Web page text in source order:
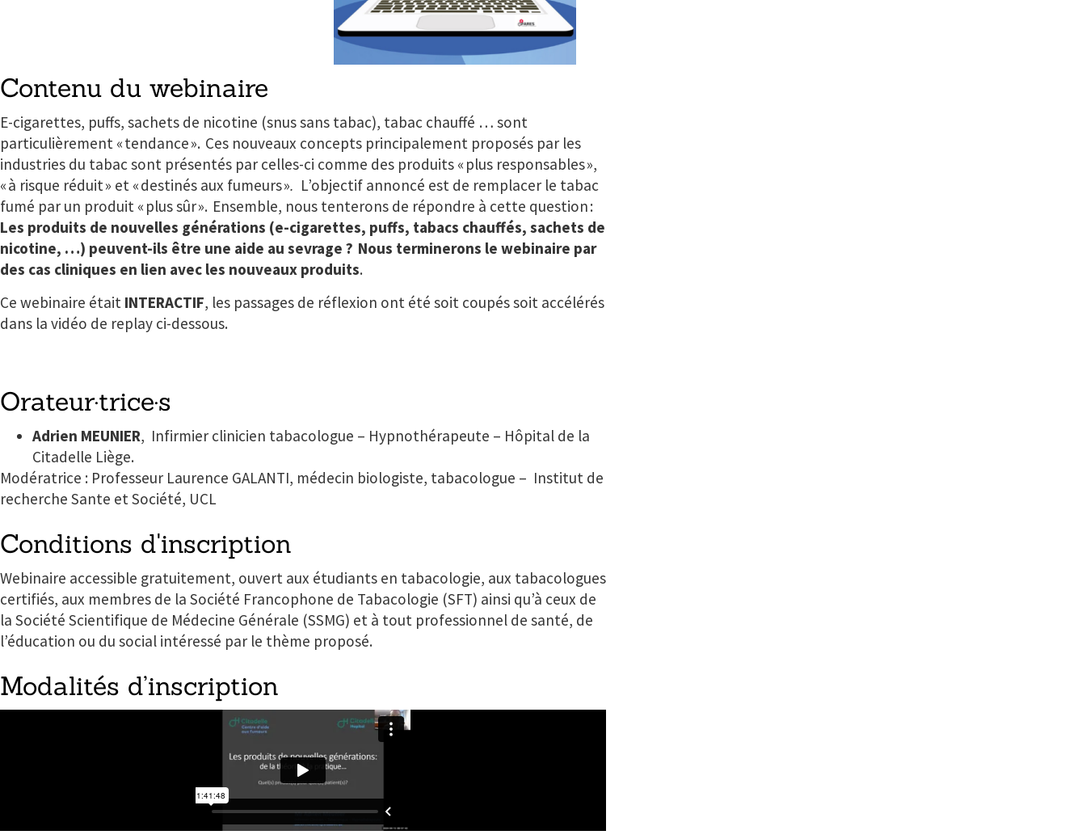
Contenu du webinaire
E-cigarettes, puffs, sachets de nicotine (snus sans tabac), tabac chauffé … sont
particulièrement « tendance ». Ces nouveaux concepts principalement proposés par les
industries du tabac sont présentés par celles-ci comme des produits « plus responsables »,
« à risque réduit » et « destinés aux fumeurs ». L’objectif annoncé est de remplacer le tabac
fumé par un produit « plus sûr ». Ensemble, nous tenterons de répondre à cette question :
Les produits de nouvelles générations (e-cigarettes, puffs, tabacs chauffés, sachets de
nicotine, …) peuvent-ils être une aide au sevrage ? Nous terminerons le webinaire par
des cas cliniques en lien avec les nouveaux produits.
Ce webinaire était INTERACTIF, les passages de réflexion ont été soit coupés soit accélérés
dans la vidéo de replay ci-dessous.
Orateur·trice·s
Adrien MEUNIER, Infirmier clinicien tabacologue – Hypnothérapeute – Hôpital de la
Citadelle Liège.
Modératrice : Professeur Laurence GALANTI, médecin biologiste, tabacologue – Institut de
recherche Sante et Société, UCL
Conditions d'inscription
Webinaire accessible gratuitement, ouvert aux étudiants en tabacologie, aux tabacologues
certifiés, aux membres de la Société Francophone de Tabacologie (SFT) ainsi qu’à ceux de
la Société Scientifique de Médecine Générale (SSMG) et à tout professionnel de santé, de
l’éducation ou du social intéressé par le thème proposé.
Modalités d’inscription